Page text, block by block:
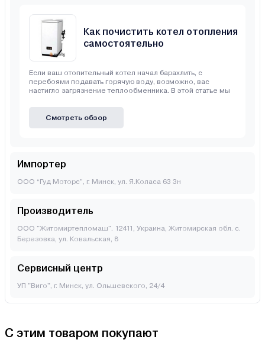
Как почистить котел отопления
самостоятельно
Если ваш отопительный котел начал барахлить, с
перебоями подавать горячую воду, возможно, вас
настигло загрязнение теплообменника. В этой статье мы
Смотреть обзор
Импортер
ООО “Гуд Моторс”, г. Минск, ул. Я.Коласа 63 3н
Производитель
ООО "Житомиртепломаш". 12411, Украина, Житомирская обл. с.
Березовка, ул. Ковальская, 8
Сервисный центр
УП "Виго", г. Минск, ул. Ольшевского, 24/4
С этим товаром покупают